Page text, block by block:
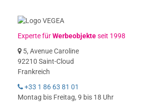
Experte fürWerbeobjekteseit 1998
5, Avenue Caroline
92210 Saint-Cloud
Frankreich
+33 1 86 63 81 01
Montag bis Freitag, 9 bis 18 Uhr